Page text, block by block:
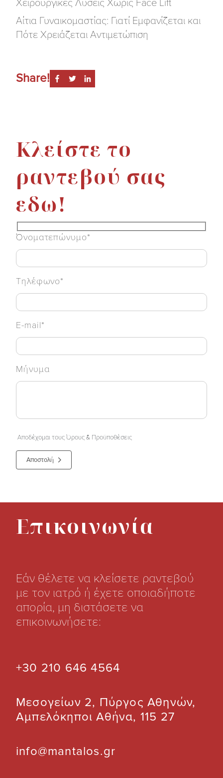
Χειρουργικές Λύσεις Χωρίς Face Lift
Αίτια Γυναικομαστίας: Γιατί Εμφανίζεται και
Πότε Χρειάζεται Αντιμετώπιση
Share!
Επικοινωνία
Εάν θέλετε να κλείσετε ραντεβού
με τον ιατρό ή έχετε οποιαδήποτε
απορία, μη διστάσετε να
επικοινωνήσετε:
+30 210 646 4564
Μεσογείων 2, Πύργος Αθηνών,
Αμπελόκηποι Αθήνα, 115 27
info@mantalos.gr
Κλείστε το
ραντεβού σας
εδω!
Όνοματεπώνυμο*
Τηλέφωνο*
E-mail*
Μήνυμα
Αποδέχομαι τους Όρους & Προϋποθέσεις
Αποστολή